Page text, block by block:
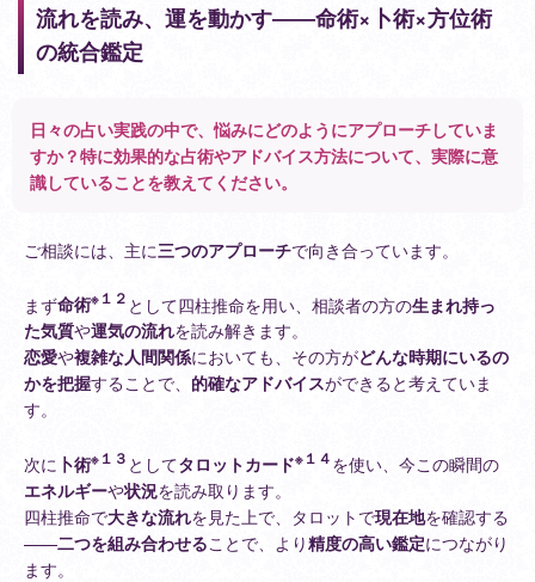
流れを読み、運を動かす――命術×卜術×方位術
の統合鑑定
日々の占い実践の中で、悩みにどのようにアプローチしていま
すか？特に効果的な占術やアドバイス方法について、実際に意
識していることを教えてください。
ご相談には、主に三つのアプローチで向き合っています。
まず命術※１２ として四柱推命を用い、相談者の方の生まれ持っ
た気質や運気の流れを読み解きます。
恋愛や複雑な人間関係においても、その方がどんな時期にいるの
かを把握することで、 的確なアドバイスができると考えていま
す。
次に 卜術※１３ としてタロットカード※１４を使い、今この瞬間の
エネルギーや状況を読み取ります。
四柱推命で大きな流れを見た上で、タロットで現在地を確認する
——二つを組み合わせることで、より精度の高い鑑定につながり
ます。